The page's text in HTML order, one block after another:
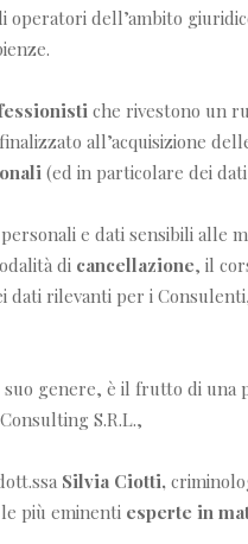
operatori dell’ambito
che rivestono un
all’acquisizione
(ed in particolare dei
e dati sensibili alle
di cancellazione, il
dati rilevanti per i
genere, è il frutto di
S.R.L.,
Silvia Ciotti,
più eminenti esperte in